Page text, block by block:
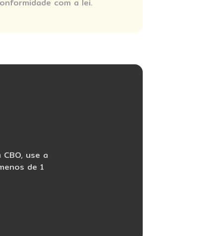
com a lei.
use a
de 1